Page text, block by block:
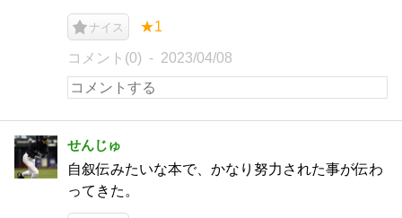
ナイス ★1
コメント(0) 2023/04/08
せんじゅ
自叙伝みたいな本で、かなり努力された事が伝わ
ってきた。